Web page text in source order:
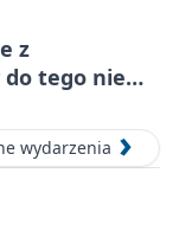
z
tego nie
wydarzenia